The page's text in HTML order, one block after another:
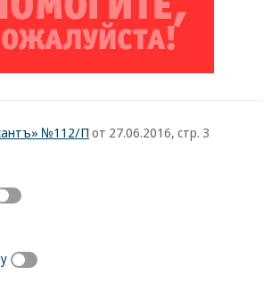
№112/П от 27.06.2016, стр. 3